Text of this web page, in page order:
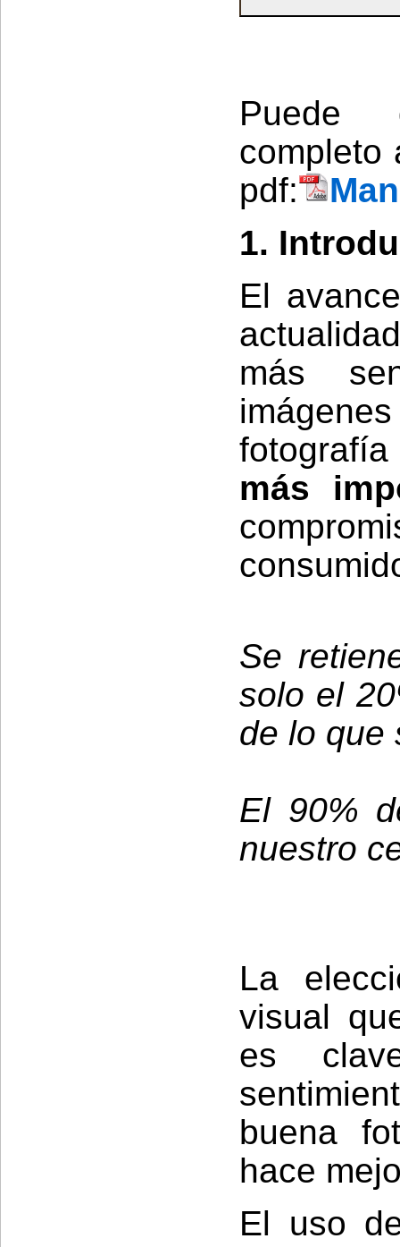
Puede
completo
pdf:
1.
El
más
más
Se
solo el
de lo que
El 90%
nuestro
La
visual
es
buena
hace
El uso